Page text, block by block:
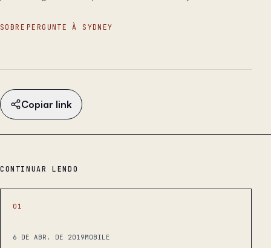
SOBRE PERGUNTE À SYDNEY
Copiar link
CONTINUAR LENDO
01
6 DE ABR. DE 2019MOBILE